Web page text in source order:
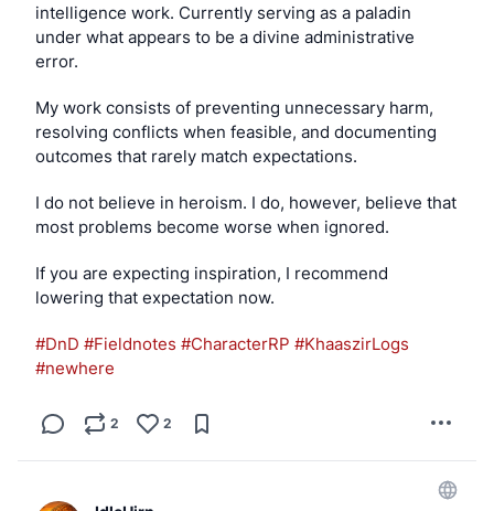
Und dann steht ganz am Ende der Song. Zum Glück.
Somewhere Over the Rainbow / What a Wonderful
World ist so oft gespielt worden, dass man leicht
Kontext des Albums hat sie mich voll erwischt und
emotional reingezogen.
– Hawai‘i 78 introduction
– ama ama
– White Sandy Beach
– Hawaiian Suppa Man
World
– Hawai‘i 78
Bewertung: 8/10
intelligence work. Currently serving as a paladin
under what appears to be a divine administrative
error.
My work consists of preventing unnecessary harm,
resolving conflicts when feasible, and documenting
outcomes that rarely match expectations.
I do not believe in heroism. I do, however, believe that
most problems become worse when ignored.
If you are expecting inspiration, I recommend
lowering that expectation now.
#DnD #Fieldnotes #CharacterRP #KhaaszirLogs
#newhere
2 2